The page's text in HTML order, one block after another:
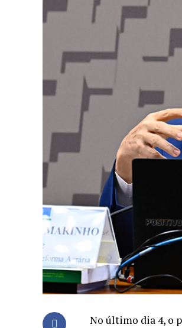
No último dia 4, o